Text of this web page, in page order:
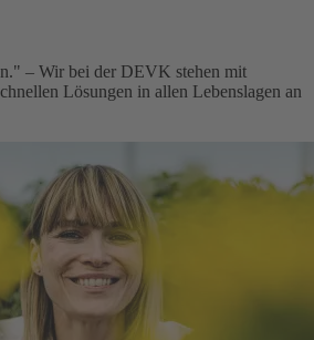
– Wir bei der DEVK stehen mit
Lösungen in allen Lebenslagen an